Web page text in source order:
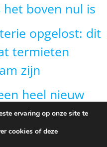
boven nul is
opgelost: dit
termieten
zijn
heel nieuw
van vorm te
is onverwacht
ervaring op onze site te
cookies of deze